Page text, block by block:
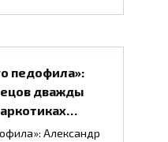
педофила»:
дважды
Александр